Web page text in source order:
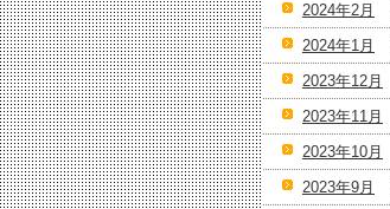
2024年2月
2024年1月
2023年12月
2023年11月
2023年10月
2023年9月